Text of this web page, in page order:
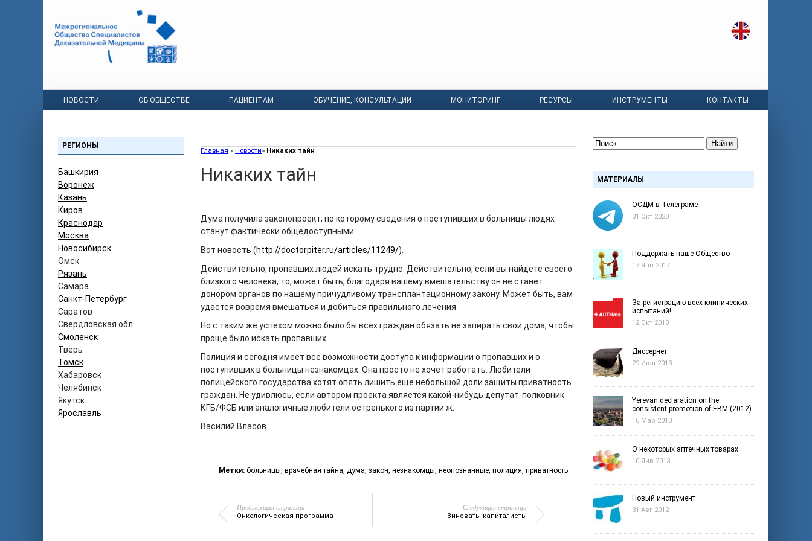
НОВОСТИ ОБ ОБЩЕСТВЕ ПАЦИЕНТАМ ОБУЧЕНИЕ, КОНСУЛЬТАЦИИ МОНИТОРИНГ РЕСУРСЫ ИНСТРУМЕНТЫ КОНТАКТЫ
РЕГИОНЫ
Башкирия
Воронеж
Казань
Киров
Краснодар
Москва
Новосибирск
Омск
Рязань
Самара
Санкт-Петербург
Саратов
Свердловская обл.
Смоленск
Тверь
Томск
Хабаровск
Челябинск
Якутск
Ярославль
Главная » Новости» Никаких тайн
Никаких тайн
Дума получила законопроект, по которому сведения о поступивших в больницы людях
станут фактически общедоступными
Вот новость (http://doctorpiter.ru/articles/11249/).
Действительно, пропавших людей искать трудно. Действительно, если вы найдете своего
близкого человека, то, может быть, благодаря вашему вмешательству он не станет
донором органов по нашему причудливому трансплантационному закону. Может быть, вам
удастся вовремя вмешаться и добиться правильного лечения.
Но с таким же успехом можно было бы всех граждан обязать не запирать свои дома, чтобы
проще было искать пропавших.
Полиция и сегодня имеет все возможности доступа к информации о пропавших и о
поступивших в больницы незнакомцах. Она просто не хочет работать. Любители
полицейского государства хотят опять лишить еще небольшой доли защиты приватность
граждан. Не удивлюсь, если автором проекта является какой-нибудь депутат-полковник
КГБ/ФСБ или аналогичные любители остренького из партии ж.
Василий Власов
Метки: больницы, врачебная тайна, дума, закон, незнакомцы, неопознанные, полиция, приватность
Предыдущая страница
Онкологическая программа
Следующая страница
Виноваты капиталисты
Найти
МАТЕРИАЛЫ
ОСДМ в Телеграме
31 Окт 2020
Поддержать наше Общество
17 Янв 2017
За регистрацию всех клинических
испытаний!
12 Окт 2013
Диссернет
29 Июл 2013
Yerevan declaration on the
consistent promotion of EBM (2012)
16 Мар 2013
О некоторых аптечных товарах
10 Янв 2013
Новый инструмент
31 Авг 2012